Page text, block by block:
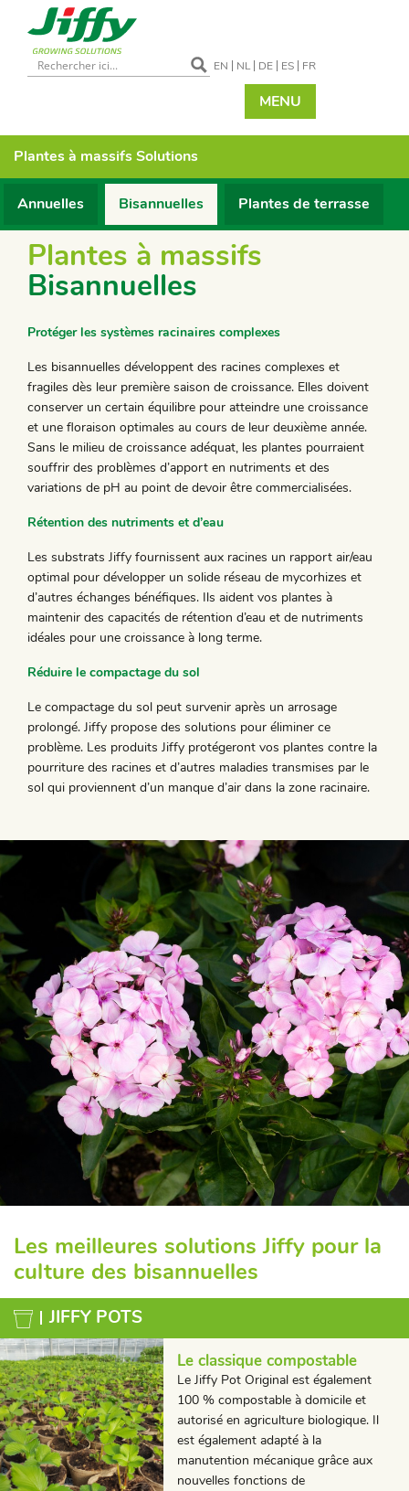
EN NL DE ES FR
MENU
Plantes à massifsSolutions
Annuelles Bisannuelles Plantes de terrasse
Plantes à massifs
Bisannuelles
Protéger les systèmes racinaires complexes
Les bisannuelles développent des racines complexes et
fragiles dès leur première saison de croissance. Elles doivent
conserver un certain équilibre pour atteindre une croissance
et une floraison optimales au cours de leur deuxième année.
Sans le milieu de croissance adéquat, les plantes pourraient
souffrir des problèmes d’apport en nutriments et des
variations de pH au point de devoir être commercialisées.
Rétention des nutriments et d’eau
Les substrats Jiffy fournissent aux racines un rapport air/eau
optimal pour développer un solide réseau de mycorhizes et
d’autres échanges bénéfiques. Ils aident vos plantes à
maintenir des capacités de rétention d’eau et de nutriments
idéales pour une croissance à long terme.
Réduire le compactage du sol
Le compactage du sol peut survenir après un arrosage
prolongé. Jiffy propose des solutions pour éliminer ce
problème. Les produits Jiffy protégeront vos plantes contre la
pourriture des racines et d’autres maladies transmises par le
sol qui proviennent d’un manque d’air dans la zone racinaire.
Les meilleures solutions Jiffy pour la
culture des bisannuelles
JIFFY POTS
Le classique compostable
Le Jiffy Pot Original est également
100 % compostable à domicile et
autorisé en agriculture biologique. Il
est également adapté à la
manutention mécanique grâce aux
nouvelles fonctions de